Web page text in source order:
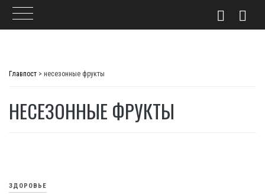
Главпост > несезонные фрукты
НЕСЕЗОННЫЕ ФРУКТЫ
ЗДОРОВЬЕ